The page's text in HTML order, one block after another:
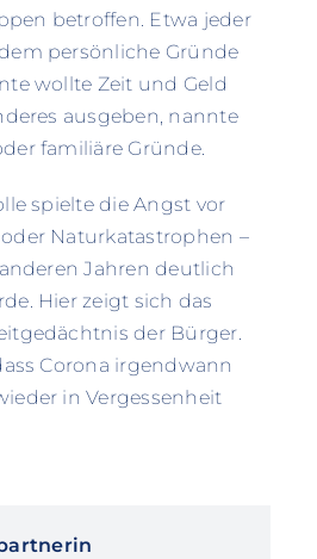
betroffen. Etwa jeder
persönliche Gründe
wollte Zeit und Geld
ausgeben, nannte
familiäre Gründe.
spielte die Angst vor
Naturkatastrophen –
Jahren deutlich
Hier zeigt sich das
der Bürger.
Corona irgendwann
in Vergessenheit